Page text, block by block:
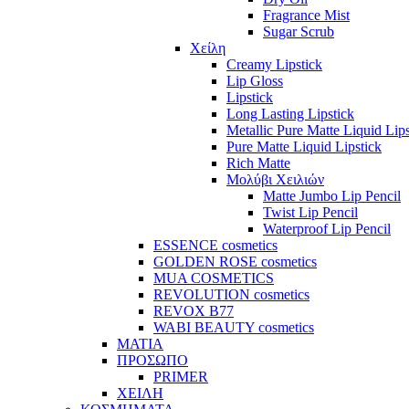
Fragrance Mist
Sugar Scrub
Χείλη
Creamy Lipstick
Lip Gloss
Lipstick
Long Lasting Lipstick
Metallic Pure Matte Liquid
Pure Matte Liquid Lipstick
Rich Matte
Μολύβι Χειλιών
Matte Jumbo Lip Pencil
Twist Lip Pencil
Waterproof Lip Pencil
ESSENCE cosmetics
GOLDEN ROSE cosmetics
MUA COSMETICS
REVOLUTION cosmetics
REVOX B77
WABI BEAUTY cosmetics
ΜΑΤΙΑ
ΠΡΟΣΩΠΟ
PRIMER
ΧΕΙΛΗ